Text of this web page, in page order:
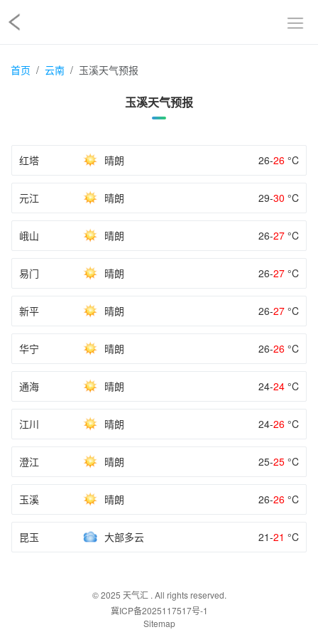
首页 云南 玉溪天气预报
玉溪天气预报
红塔 晴朗 26-26 °C
元江 晴朗 29-30 °C
峨山 晴朗 26-27 °C
易门 晴朗 26-27 °C
新平 晴朗 26-27 °C
华宁 晴朗 26-26 °C
通海 晴朗 24-24 °C
江川 晴朗 24-26 °C
澄江 晴朗 25-25 °C
玉溪 晴朗 26-26 °C
昆玉 大部多云 21-21 °C
© 2025 天气汇. All rights reserved.
冀ICP备2025117517号-1
Sitemap